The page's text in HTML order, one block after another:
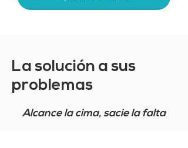
La solución a sus
problemas
Alcance la cima, sacie la falta